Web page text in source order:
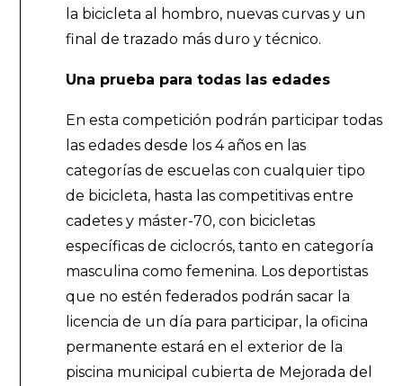
la bicicleta al hombro, nuevas curvas y un
final de trazado más duro y técnico.
Una prueba para todas las edades
En esta competición podrán participar todas
las edades desde los 4 años en las
categorías de escuelas con cualquier tipo
de bicicleta, hasta las competitivas entre
cadetes y máster-70, con bicicletas
específicas de ciclocrós, tanto en categoría
masculina como femenina. Los deportistas
que no estén federados podrán sacar la
licencia de un día para participar, la oficina
permanente estará en el exterior de la
piscina municipal cubierta de Mejorada del